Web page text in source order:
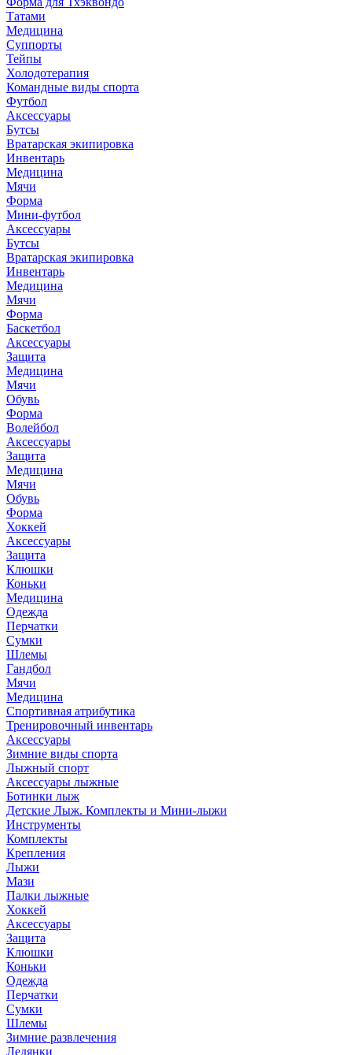
Татами
Медицина
Суппорты
Тейпы
Холодотерапия
Командные виды спорта
Футбол
Аксессуары
Бутсы
Вратарская экипировка
Инвентарь
Медицина
Мячи
Форма
Мини-футбол
Аксессуары
Бутсы
Вратарская экипировка
Инвентарь
Медицина
Мячи
Форма
Баскетбол
Аксессуары
Защита
Медицина
Мячи
Обувь
Форма
Волейбол
Аксессуары
Защита
Медицина
Мячи
Обувь
Форма
Хоккей
Аксессуары
Защита
Клюшки
Коньки
Медицина
Одежда
Перчатки
Сумки
Шлемы
Гандбол
Мячи
Медицина
Спортивная атрибутика
Тренировочный инвентарь
Аксессуары
Зимние виды спорта
Лыжный спорт
Аксессуары лыжные
Ботинки лыж
Детские Лыж. Комплекты и Мини-лыжи
Инструменты
Комплекты
Крепления
Лыжи
Мази
Палки лыжные
Хоккей
Аксессуары
Защита
Клюшки
Коньки
Одежда
Перчатки
Сумки
Шлемы
Зимние развлечения
Ледянки